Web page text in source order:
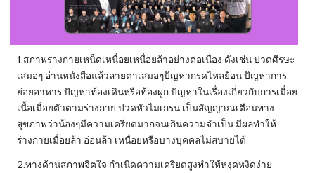
1.สภาพร่างกายเหน็ดเหนื่อยเหนื่อยล้าอย่างต่อเนื่อง ดังเช่น ปวดศีรษะ
เสมอๆ อ่านหนังสือแล้วลายตาเสมอๆปัญหากรดไหลย้อน ปัญหาการ
ย่อยอาหาร ปัญหาท้องเดินหรือท้องผูก ปัญหาในเรื่องเกี่ยวกับการเมื่อย
เนื้อเมื่อยตัวตามร่างกาย ปวดหัวไมเกรน เป็นสัญญาณเตือนทาง
สุขภาพว่าน้องๆมีความเครียดมากจนเกินความจำเป็น มีผลทำให้
ร่างกายเมื่อยล้า อ่อนล้า เหนื่อยหรือบางบุคคลไม่สบายได้
2.ทางด้านสภาพจิตใจ กำเนิดความเครียดสูงทำให้หงุดหงิดง่าย